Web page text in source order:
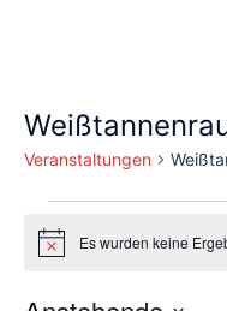
Veranstaltungen
HinweisEs wurden keine